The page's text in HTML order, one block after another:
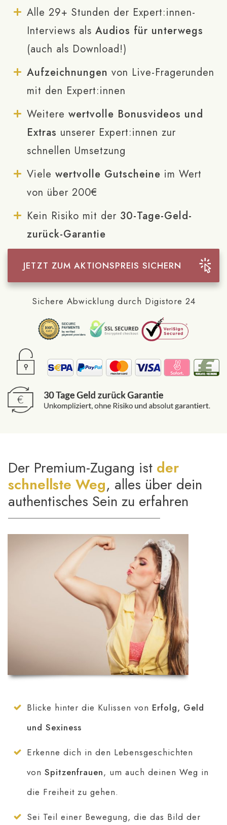
Alle 29+ Stunden der Expert:innen-
Interviews als Audios für unterwegs
(auch als Download!)
Aufzeichnungen von Live-Fragerunden
mit den Expert:innen
Weitere wertvolle Bonusvideos und
Extras unserer Expert:innen zur
schnellen Umsetzung
Viele wertvolle Gutscheine im Wert
von über 200€
Kein Risiko mit der 30-Tage-Geld-
zurück-Garantie
JETZT ZUM AKTIONSPREIS SICHERN
Sichere Abwicklung durch Digistore 24
Der Premium-Zugang ist der
schnellste Weg, alles über dein
authentisches Sein zu erfahren
Blicke hinter die Kulissen von Erfolg, Geld
und Sexiness
Erkenne dich in den Lebensgeschichten
von Spitzenfrauen, um auch deinen Weg in
die Freiheit zu gehen.
Sei Teil einer Bewegung, die das Bild der